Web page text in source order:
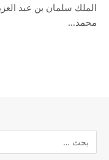
الملك سلمان بن عبد
محمد…